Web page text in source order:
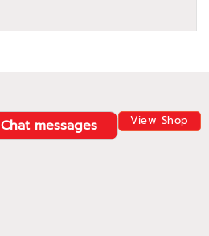
View Shop
Chat messages